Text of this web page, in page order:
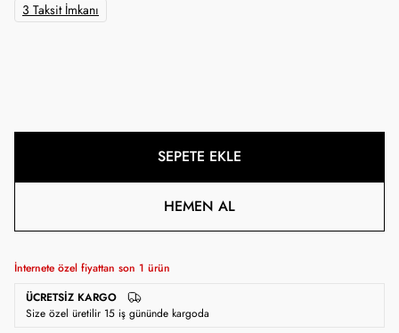
3 Taksit İmkanı
SEPETE EKLE
HEMEN AL
İnternete özel fiyattan son 1 ürün
ÜCRETSIZ KARGO
Size özel üretilir 15 iş gününde kargoda